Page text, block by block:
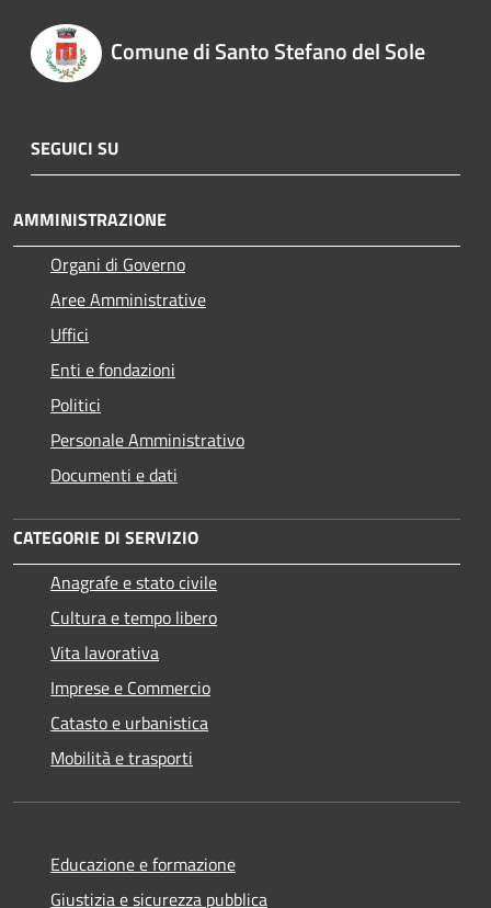
Comune di Santo Stefano del Sole
SEGUICI SU
AMMINISTRAZIONE
Organi di Governo
Aree Amministrative
Uffici
Enti e fondazioni
Politici
Personale Amministrativo
Documenti e dati
CATEGORIE DI SERVIZIO
Anagrafe e stato civile
Cultura e tempo libero
Vita lavorativa
Imprese e Commercio
Catasto e urbanistica
Mobilità e trasporti
Educazione e formazione
Giustizia e sicurezza pubblica